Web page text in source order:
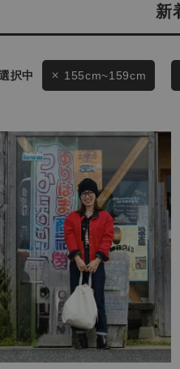
新
155cm~159cm